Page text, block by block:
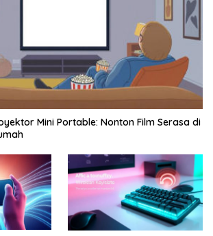
Mini Portable: Nonton Film Serasa di